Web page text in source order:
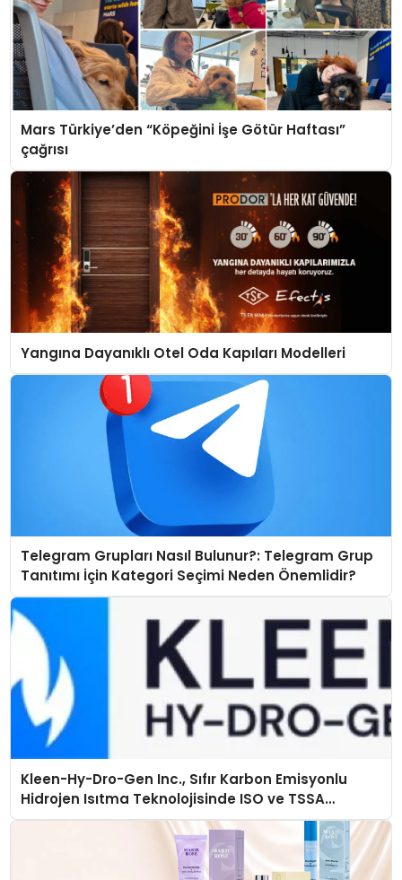
Mars Türkiye’den “Köpeğini İşe Götür Haftası”
çağrısı
Yangına Dayanıklı Otel Oda Kapıları Modelleri
Telegram Grupları Nasıl Bulunur?: Telegram Grup
Tanıtımı İçin Kategori Seçimi Neden Önemlidir?
Kleen-Hy-Dro-Gen Inc., Sıfır Karbon Emisyonlu
Hidrojen Isıtma Teknolojisinde ISO ve TSSA
Düzenleyici Onaylarını Aldı